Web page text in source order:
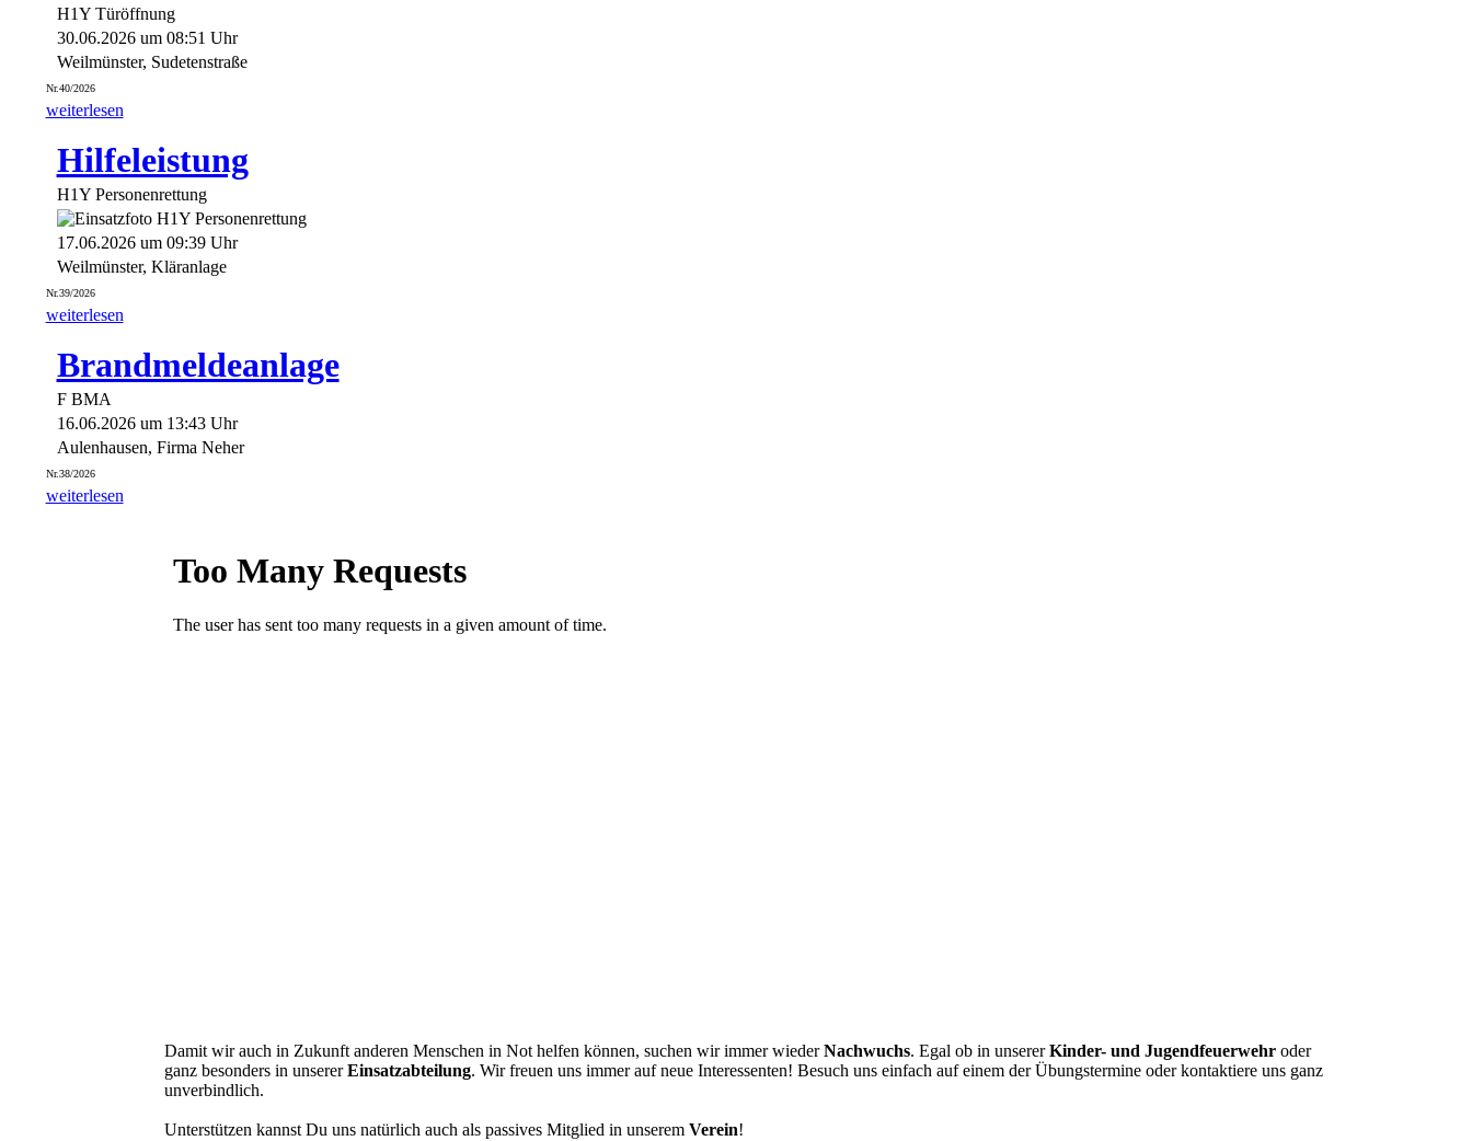
H1Y Türöffnung
30.06.2026 um 08:51 Uhr
Weilmünster, Sudetenstraße
Nr.40/2026
weiterlesen
Hilfeleistung
H1Y Personenrettung
17.06.2026 um 09:39 Uhr
Weilmünster, Kläranlage
Nr.39/2026
weiterlesen
Brandmeldeanlage
F BMA
16.06.2026 um 13:43 Uhr
Aulenhausen, Firma Neher
Nr.38/2026
weiterlesen
Damit wir auch in Zukunft anderen Menschen in Not helfen können, suchen wir immer wiederNachwuchs. Egal ob in unsererKinder- und Jugendfeuerwehr oder
ganz besonders in unsererEinsatzabteilung. Wir freuen uns immer auf neue Interessenten! Besuch uns einfach auf einem der Übungstermine oder kontaktiere uns ganz
unverbindlich.
Unterstützen kannst Du uns natürlich auch als passives Mitglied in unserem Verein!